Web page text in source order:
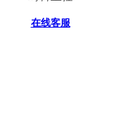
在线客服